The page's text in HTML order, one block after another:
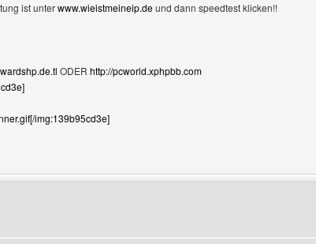
ist unterwww.wieistmeineip.deund dann speedtest klicken!!
ODER http://pcworld.xphpbb.com
img:139b95cd3e]